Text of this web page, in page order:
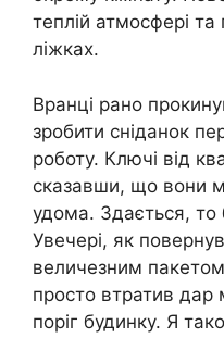
теплій атмосфері та
ліжках.
Вранці рано
зробити сніданок
роботу. Ключі від
сказавши, що вони
удома. Здається, то
Увечері, як
величезним
просто втратив
поріг будинку. Я